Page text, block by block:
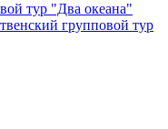
тур "Два океана"
групповой тур